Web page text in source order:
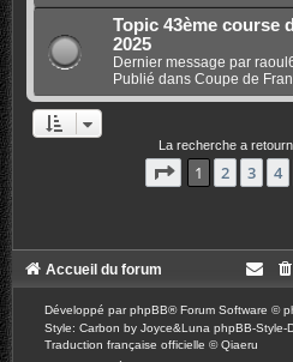
Topic 43ème course
2025
Dernier message par
Publié dans Coupe de
La recherche a
Page 1sur19
1 2 3 4
Accueil du forum
Développé parphpBB® Forum Software ©
Style: Carbon by Joyce&Luna phpBB-Style-
Traduction française officielle ©Qiaeru